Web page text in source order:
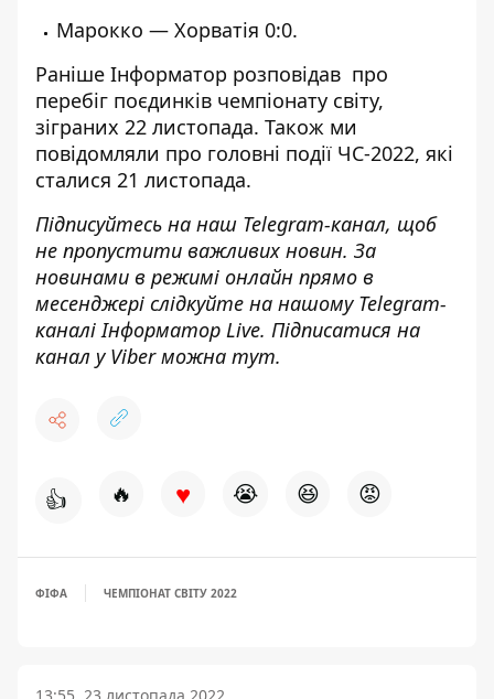
Марокко — Хорватія 0:0.
Раніше Інформатор розповідав про
перебіг поєдинків чемпіонату світу,
зіграних 22 листопада. Також ми
повідомляли про головні події ЧС-2022, які
сталися 21 листопада.
Підписуйтесь на наш Telegram-канал, щоб
не пропустити важливих новин. За
новинами в режимі онлайн прямо в
месенджері слідкуйте на нашому Telegram-
каналіІнформатор Live. Підписатися на
канал у Viber можна тут.
👍 🔥 ♥ 😭 😆 😡
ФІФА ЧЕМПІОНАТ СВІТУ 2022